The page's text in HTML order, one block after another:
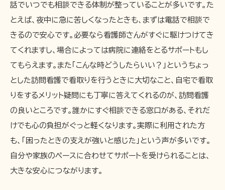
話でいつでも相談できる体制が整っていることが多いです。た
とえば、夜中に急に苦しくなったときも、まずは電話で相談で
きるので安心です。必要なら看護師さんがすぐに駆けつけてき
てくれますし、場合によっては病院に連絡をとるサポートもし
てもらえます。また「こんな時どうしたらいい？」というちょっ
とした訪問看護で看取りを行うときに大切なこと、自宅で看取
りをするメリット疑問にも丁寧に答えてくれるのが、訪問看護
の良いところです。誰かにすぐ相談できる窓口がある、それだ
けでも心の負担がぐっと軽くなります。実際に利用された方
も、「困ったときの支えが強いと感じた」という声が多いです。
自分や家族のペースに合わせてサポートを受けられることは、
大きな安心につながります。